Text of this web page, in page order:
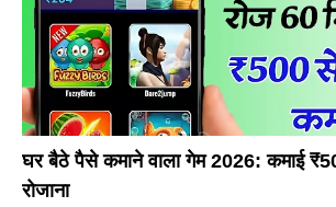
घर बैठे पैसे कमाने वाला गेम 2026: कमाई
रोजाना